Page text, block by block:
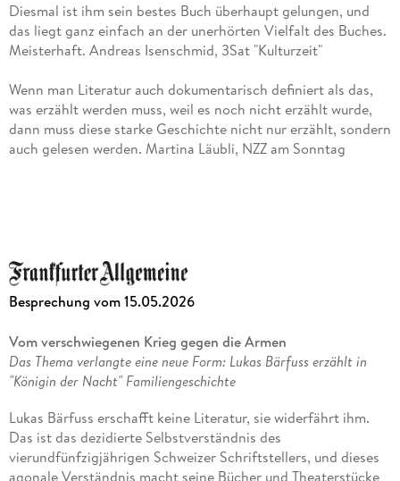
Zuletzt erschienen
Vaters Kiste
(2022) und
Die Krume Brot
Diesmal ist ihm sein bestes Buch überhaupt gelungen, und
das liegt ganz einfach an der unerhörten Vielfalt des Buches.
Meisterhaft. Andreas Isenschmid, 3Sat "Kulturzeit"
Wenn man Literatur auch dokumentarisch definiert als das,
was erzählt werden muss, weil es noch nicht erzählt wurde,
dann muss diese starke Geschichte nicht nur erzählt, sondern
auch gelesen werden. Martina Läubli, NZZ am Sonntag
Platthaus, Frankfurter Allgemeine Zeitung
Warum um Himmels willen soll man so etwas im Urlaub lesen?
Thomalla ; Angele, der Freitag
Die Krönung der autobiografischen Chronik, die letzte
Mutter. Jan Küveler, Welt am Sonntag
Ein Buch, das unter die Haut geht. ORF Fernsehen "ZIB - Zeit
Besprechung vom 15.05.2026
Vom verschwiegenen Krieg gegen die Armen
Das Thema verlangte eine neue Form: Lukas Bärfuss erzählt in
"Königin der Nacht" Familiengeschichte
Lukas Bärfuss erschafft keine Literatur, sie widerfährt ihm.
Das ist das dezidierte Selbstverständnis des
vierundfünfzigjährigen Schweizer Schriftstellers, und dieses
agonale Verständnis macht seine Bücher und Theaterstücke